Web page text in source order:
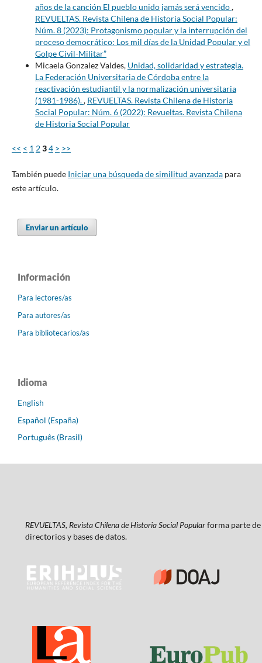
años de la canción El pueblo unido jamás será vencido,
REVUELTAS. Revista Chilena de Historia Social Popular:
Núm. 8 (2023): Protagonismo popular y la interrupción del
proceso democrático: Los mil días de la Unidad Popular y el
Golpe Civil-Militar”
Micaela Gonzalez Valdes, Unidad, solidaridad y estrategia.
La Federación Universitaria de Córdoba entre la
reactivación estudiantil y la normalización universitaria
(1981-1986)., REVUELTAS. Revista Chilena de Historia
Social Popular: Núm. 6 (2022): Revueltas. Revista Chilena
de Historia Social Popular
<< < 1 234 > >>
También puede Iniciar una búsqueda de similitud avanzadapara
este artículo.
Enviar un artículo
Información
Para lectores/as
Para autores/as
Para bibliotecarios/as
Idioma
English
Español (España)
Português (Brasil)
REVUELTAS, Revista Chilena de Historia Social Popularforma parte de
directorios y bases de datos.